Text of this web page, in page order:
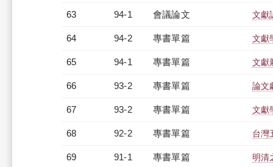
63 94-1 會議論文 文獻
64 94-2 專書單篇 文獻
65 94-1 專書單篇 文獻
66 93-2 專書單篇 論文
67 93-2 專書單篇 文獻
68 92-2 專書單篇 台灣
69 91-1 專書單篇 明清